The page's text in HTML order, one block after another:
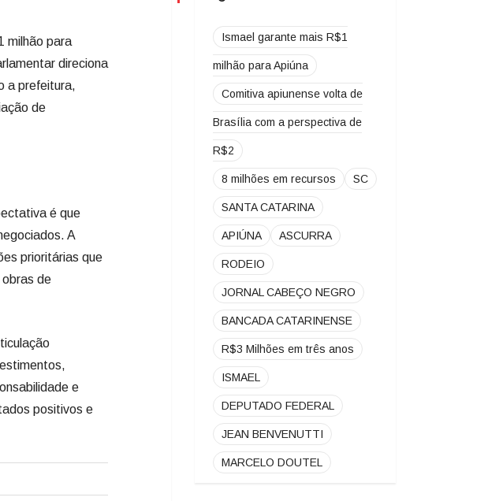
milhão para
direciona
a prefeitura,
de
é que
A
prioritárias que
de
e
positivos e
Ismael garante mais R$1
milhão para Apiúna
Comitiva apiunense volta de
Brasília com a perspectiva de
R$2
8 milhões em recursos SC
SANTA CATARINA
APIÚNA ASCURRA
RODEIO
JORNAL CABEÇO NEGRO
BANCADA CATARINENSE
R$3 Milhões em três anos
ISMAEL
DEPUTADO FEDERAL
JEAN BENVENUTTI
MARCELO DOUTEL